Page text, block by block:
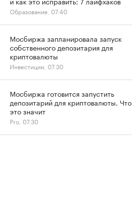
Образование, 07:40
Мосбиржа запланировала запуск
собственного депозитария для
криптовалюты
Инвестиции, 07:30
Мосбиржа готовится запустить
депозитарий для криптовалюты. Что
это значит
Pro, 07:30